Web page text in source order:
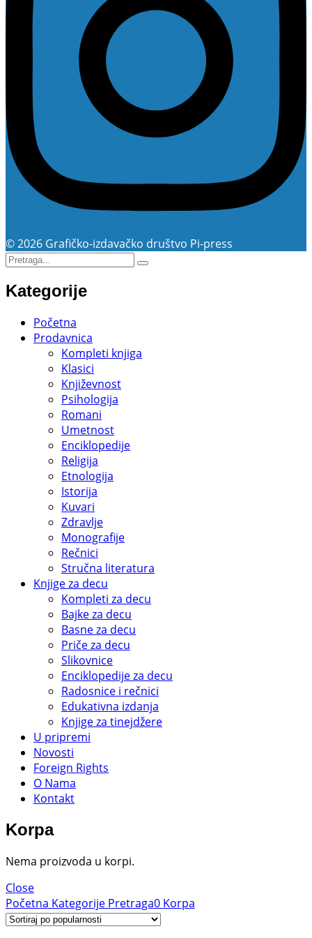
© 2026 Grafičko-izdavačko društvo Pi-press
Kategorije
Početna
Prodavnica
Kompleti knjiga
Klasici
Književnost
Psihologija
Romani
Umetnost
Enciklopedije
Religija
Etnologija
Istorija
Kuvari
Zdravlje
Monografije
Rečnici
Stručna literatura
Knjige za decu
Kompleti za decu
Bajke za decu
Basne za decu
Priče za decu
Slikovnice
Enciklopedije za decu
Radosnice i rečnici
Edukativna izdanja
Knjige za tinejdžere
U pripremi
Novosti
Foreign Rights
O Nama
Kontakt
Korpa
Nema proizvoda u korpi.
Close
Početna Kategorije Pretraga0 Korpa